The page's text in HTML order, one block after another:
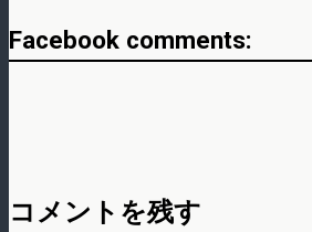
Facebook comments:
コメントを残す